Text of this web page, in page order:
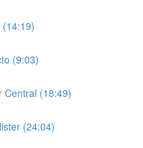
(9:03)
Central (18:49)
(24:04)